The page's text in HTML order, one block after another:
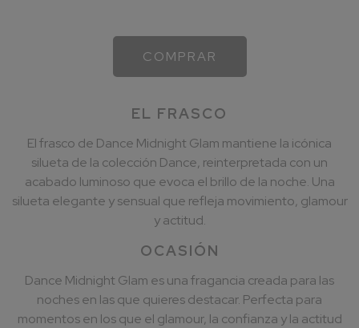
COMPRAR
EL FRASCO
El frasco de Dance Midnight Glam mantiene la icónica
silueta de la colección Dance, reinterpretada con un
acabado luminoso que evoca el brillo de la noche. Una
silueta elegante y sensual que refleja movimiento, glamour
y actitud.
OCASIÓN
Dance Midnight Glam es una fragancia creada para las
noches en las que quieres destacar. Perfecta para
momentos en los que el glamour, la confianza y la actitud